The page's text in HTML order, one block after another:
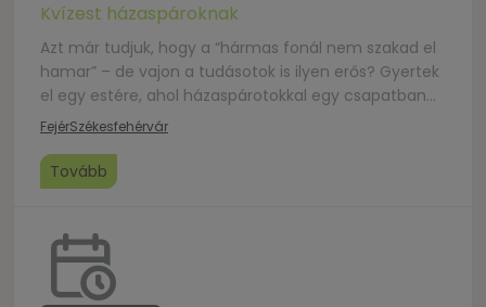
Kvízest házaspároknak
Azt már tudjuk, hogy a “hármas fonál nem szakad el
hamar” – de vajon a tudásotok is ilyen erős? Gyertek
el egy estére, ahol házaspárotokkal egy csapatban
megmérettethetitek tudásotokat. A részvétel
https://forms.gle/VJYrm6ge7wN1y1J67 Facebook
esemény: https://fb.me/e/4hyuYqMYa
FejérSzékesfehérvár
Tovább